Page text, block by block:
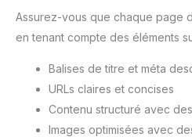
Assurez-vous que chaque page
en tenant compte des éléments
Balises de titre et méta
URLs claires et concises
Contenu structuré avec
Images optimisées avec